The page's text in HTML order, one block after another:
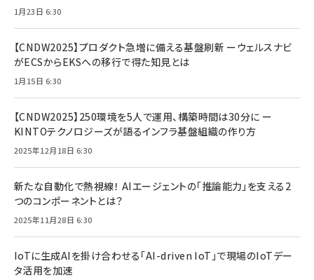
1月23日 6:30
【CNDW2025】プロダクト急増に備える基盤刷新 ーウェルスナビ
がECSからEKSへの移行で得た知見とは
1月15日 6:30
【CNDW2025】250環境を5人で運用、構築時間は30分に ー
KINTOテクノロジーズが語るインフラ基盤組織の作り方
2025年12月18日 6:30
新たな自動化で熱視線！ AIエージェントの「推論能力」を支える2
つのコンポーネントとは？
2025年11月28日 6:30
IoTに生成AIを掛け合わせる「AI-driven IoT」で現場のIoTデー
タ活用を加速